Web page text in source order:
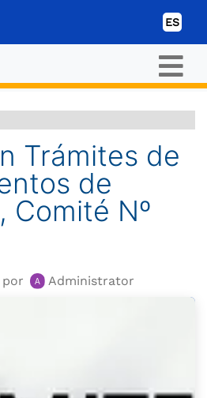
ES
Trámites de
de
Comité Nº
por Administrator